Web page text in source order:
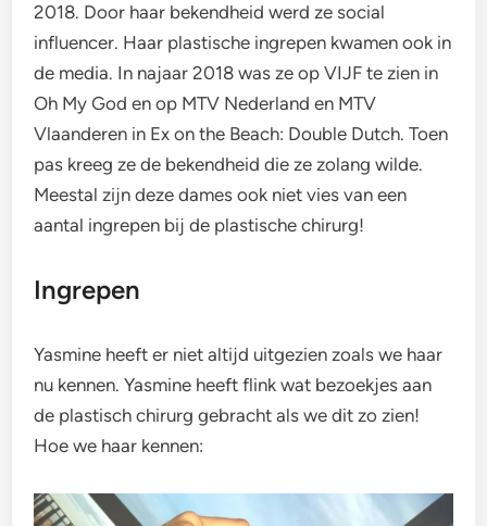
2018. Door haar bekendheid werd ze social
influencer. Haar plastische ingrepen kwamen ook in
de media. In najaar 2018 was ze op VIJF te zien in
Oh My God en op MTV Nederland en MTV
Vlaanderen in Ex on the Beach: Double Dutch. Toen
pas kreeg ze de bekendheid die ze zolang wilde.
Meestal zijn deze dames ook niet vies van een
aantal ingrepen bij de plastische chirurg!
Ingrepen
Yasmine heeft er niet altijd uitgezien zoals we haar
nu kennen. Yasmine heeft flink wat bezoekjes aan
de plastisch chirurg gebracht als we dit zo zien!
Hoe we haar kennen: